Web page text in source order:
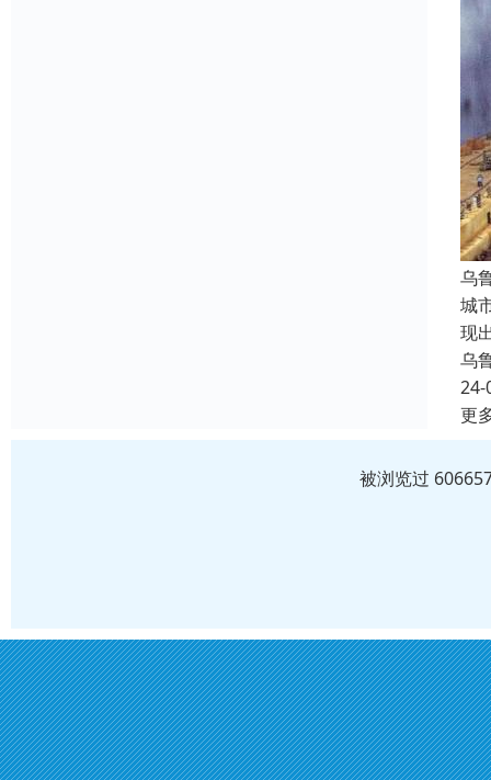
乌
城
现
乌
24-
更
被浏览过